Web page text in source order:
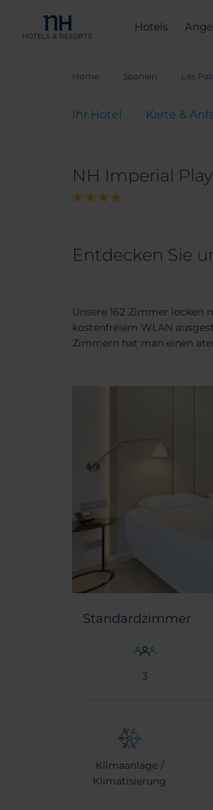
Hotels
Home Spanien Las
Ihr Hotel Karte &
NH Imperial
Entdecken Sie
Unsere 162 Zimmer locken
kostenfreiem WLAN
Zimmern hat man einen
Standardzimmer
3
Klimaanlage /
Klimatisierung